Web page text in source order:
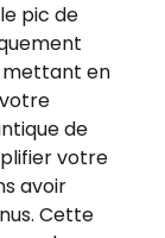
pic de
en
de
votre
avoir
Cette